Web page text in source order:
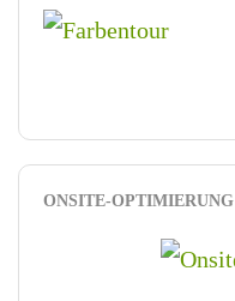
ONSITE-OPTIMIERUNG